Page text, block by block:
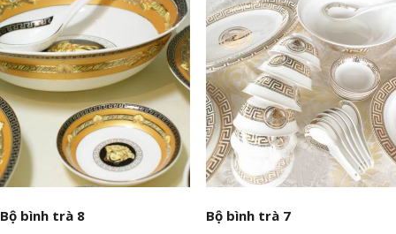
Bộ bình trà 8 Bộ bình trà 7